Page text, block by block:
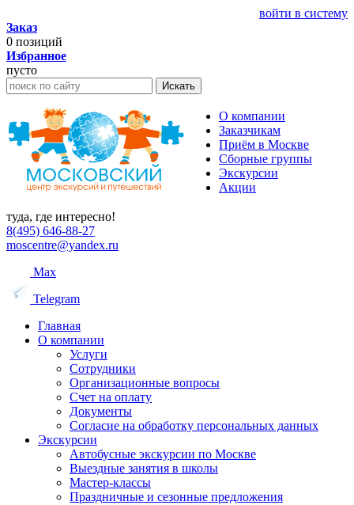
войти в систему
Заказ
0 позиций
Избранное
пусто
Искать
О компании
Заказчикам
Приём в Москве
Сборные группы
Экскурсии
Акции
туда, где интересно!
8(495) 646-88-27
moscentre@yandex.ru
Max
Telegram
Главная
О компании
Услуги
Сотрудники
Организационные вопросы
Счет на оплату
Документы
Согласие на обработку персональных данных
Экскурсии
Автобусные экскурсии по Москве
Выездные занятия в школы
Мастер-классы
Праздничные и сезонные предложения